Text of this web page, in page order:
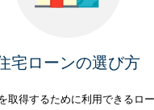
宅ローンの選び方
取得するために利用できるロ